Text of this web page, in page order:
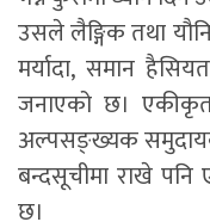
उसले लैङ्गिक तथा
मर्यादा, समान
जनाएको छ।
अल्पसङ्ख्यक
बन्दसूचीमा राखे
छ।